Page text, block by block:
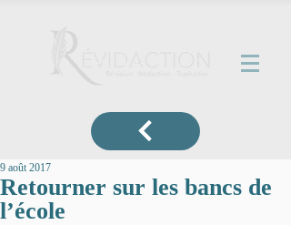
Retourner sur les bancs de
l’école
9 août 2017